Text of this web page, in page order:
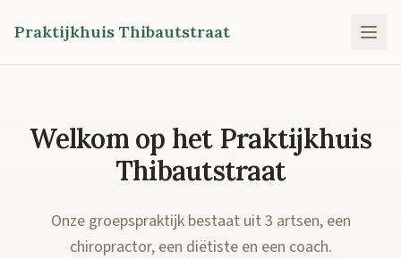
Praktijkhuis Thibautstraat
Welkom op het Praktijkhuis
Thibautstraat
Onze groepspraktijk bestaat uit 3 artsen, een
chiropractor, een diëtiste en een coach.